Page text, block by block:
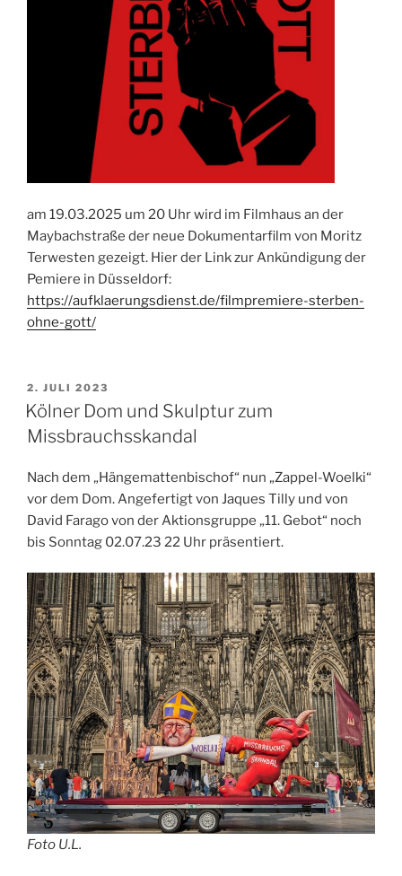
am 19.03.2025 um 20 Uhr wird im Filmhaus an der
Maybachstraße der neue Dokumentarfilm von Moritz
Terwesten gezeigt. Hier der Link zur Ankündigung der
Pemiere in Düsseldorf:
https://aufklaerungsdienst.de/filmpremiere-sterben-
ohne-gott/
VERÖFFENTLICHT
AM
2. JULI 2023
Kölner Dom und Skulptur zum
Missbrauchsskandal
Nach dem „Hängemattenbischof“ nun „Zappel-Woelki“
vor dem Dom. Angefertigt von Jaques Tilly und von
David Farago von der Aktionsgruppe „11. Gebot“ noch
bis Sonntag 02.07.23 22 Uhr präsentiert.
Foto U.L.